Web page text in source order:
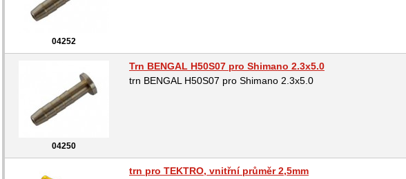
04252
04250
Trn BENGAL H50S07 pro Shimano 2.3x5.0
trn BENGAL H50S07 pro Shimano 2.3x5.0
trn pro TEKTRO, vnitřní průměr 2,5mm